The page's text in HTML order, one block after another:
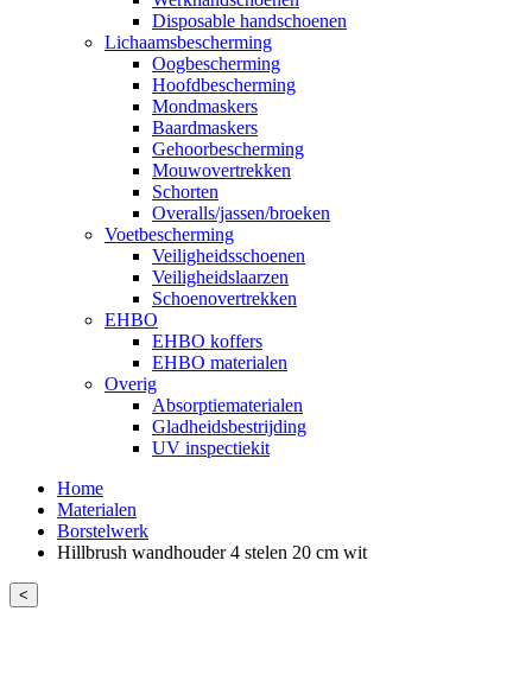
Disposable handschoenen
Lichaamsbescherming
Oogbescherming
Hoofdbescherming
Mondmaskers
Baardmaskers
Gehoorbescherming
Mouwovertrekken
Schorten
Overalls/jassen/broeken
Voetbescherming
Veiligheidsschoenen
Veiligheidslaarzen
Schoenovertrekken
EHBO
EHBO koffers
EHBO materialen
Overig
Absorptiematerialen
Gladheidsbestrijding
UV inspectiekit
Home
Materialen
Borstelwerk
Hillbrush wandhouder 4 stelen 20 cm wit
<